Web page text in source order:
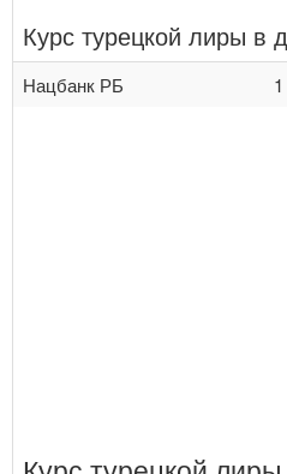
Курс турецкой лиры в
Нацбанк РБ